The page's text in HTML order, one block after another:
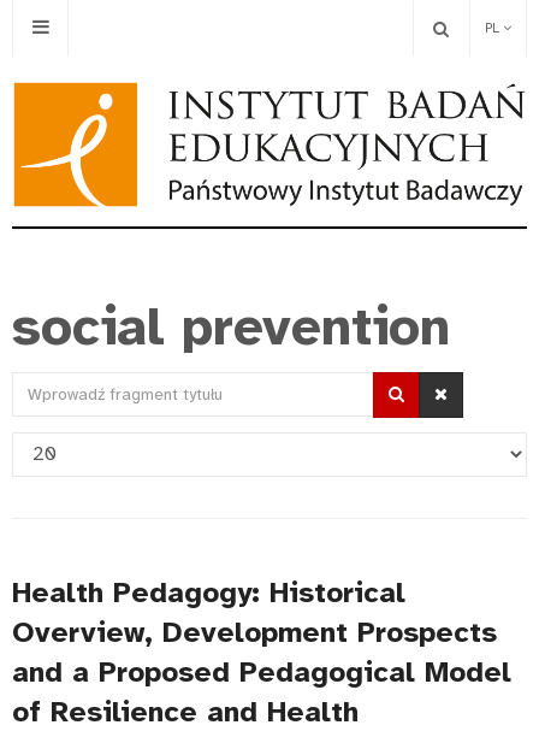
PL
social prevention
Wprowadź
tytułu
Pokaż
Health Pedagogy: Historical
Overview, Development Prospects
and a Proposed Pedagogical Model
of Resilience and Health